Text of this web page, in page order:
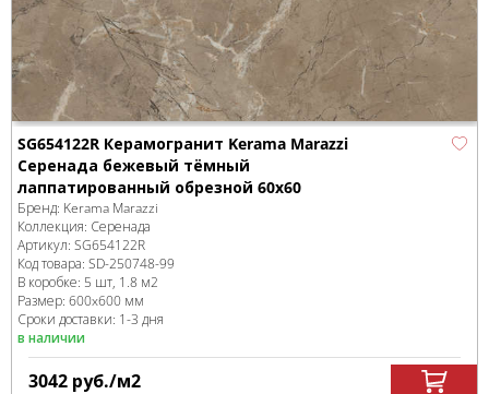
SG654122R Керамогранит Kerama Marazzi
Серенада бежевый тёмный
лаппатированный обрезной 60x60
Бренд: Kerama Marazzi
Коллекция: Серенада
Артикул: SG654122R
Код товара: SD-250748-99
В коробке: 5 шт, 1.8 м2
Размер: 600x600 мм
Сроки доставки: 1-3 дня
в наличии
3042 руб./м2